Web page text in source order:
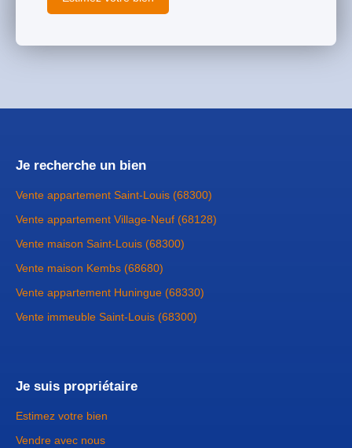
Je recherche un bien
Vente appartement Saint-Louis (68300)
Vente appartement Village-Neuf (68128)
Vente maison Saint-Louis (68300)
Vente maison Kembs (68680)
Vente appartement Huningue (68330)
Vente immeuble Saint-Louis (68300)
Je suis propriétaire
Estimez votre bien
Vendre avec nous